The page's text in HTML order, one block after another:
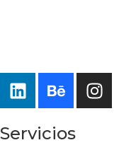
Servicios